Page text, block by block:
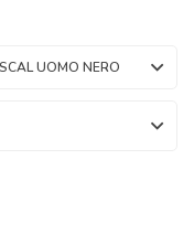
UOMO NERO